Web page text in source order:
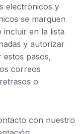
electrónicos y
se marquen
incluir en la lista
y autorizar
estos pasos,
correos
o
con nuestro